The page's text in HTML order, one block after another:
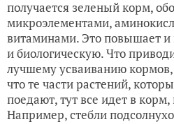
получается зеленый корм,
микроэлементами,
витаминами. Это повышает и
и биологическую. Что
лучшему усваиванию
что те части растений,
поедают, тут все идет в корм,
Например, стебли